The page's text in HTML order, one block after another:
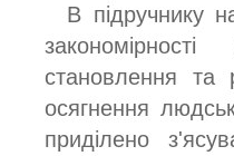
В підручнику
становлення та
осягнення
приділено